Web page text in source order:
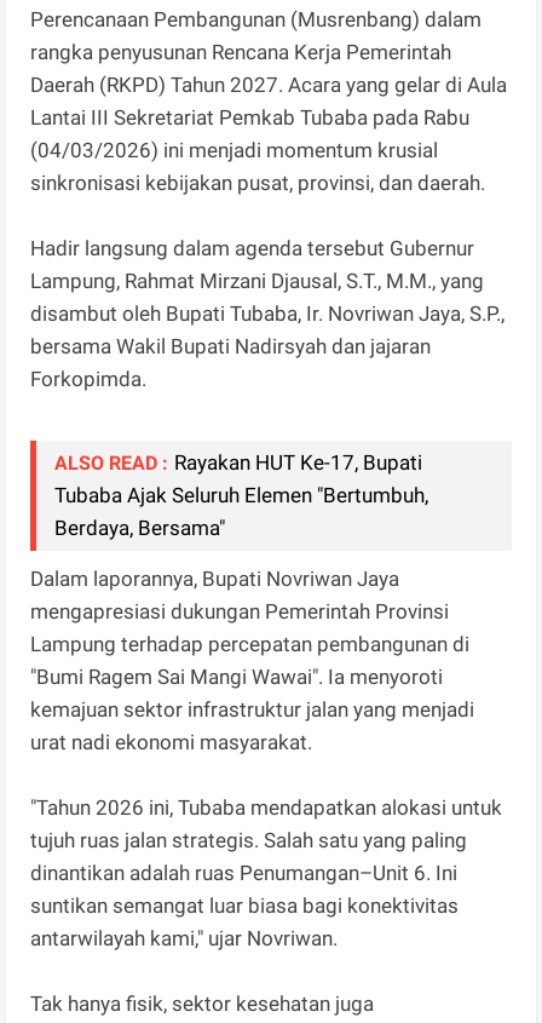
Perencanaan Pembangunan (Musrenbang) dalam
rangka penyusunan Rencana Kerja Pemerintah
Daerah (RKPD) Tahun 2027. Acara yang gelar di Aula
Lantai III Sekretariat Pemkab Tubaba pada Rabu
(04/03/2026) ini menjadi momentum krusial
sinkronisasi kebijakan pusat, provinsi, dan daerah.
Hadir langsung dalam agenda tersebut Gubernur
Lampung, Rahmat Mirzani Djausal, S.T., M.M., yang
disambut oleh Bupati Tubaba, Ir. Novriwan Jaya, S.P.,
bersama Wakil Bupati Nadirsyah dan jajaran
Forkopimda.
ALSO READ : Rayakan HUT Ke-17, Bupati
Tubaba Ajak Seluruh Elemen "Bertumbuh,
Berdaya, Bersama"
Dalam laporannya, Bupati Novriwan Jaya
mengapresiasi dukungan Pemerintah Provinsi
Lampung terhadap percepatan pembangunan di
"Bumi Ragem Sai Mangi Wawai". Ia menyoroti
kemajuan sektor infrastruktur jalan yang menjadi
urat nadi ekonomi masyarakat.
"Tahun 2026 ini, Tubaba mendapatkan alokasi untuk
tujuh ruas jalan strategis. Salah satu yang paling
dinantikan adalah ruas Penumangan–Unit 6. Ini
suntikan semangat luar biasa bagi konektivitas
antarwilayah kami," ujar Novriwan.
Tak hanya fisik, sektor kesehatan juga